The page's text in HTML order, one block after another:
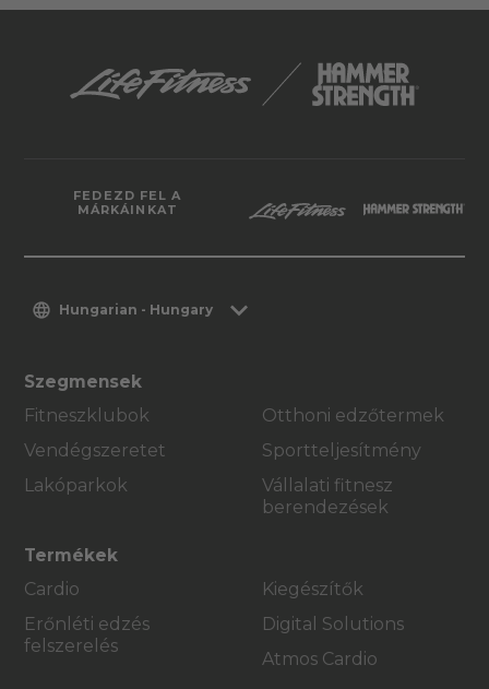
FEDEZD FEL A
MÁRKÁINKAT
Hungarian - Hungary
Szegmensek
Fitneszklubok
Vendégszeretet
Lakóparkok
Otthoni edzőtermek
Sportteljesítmény
Vállalati fitnesz
berendezések
Termékek
Cardio
Erőnléti edzés
felszerelés
Kiegészítők
Digital Solutions
Atmos Cardio